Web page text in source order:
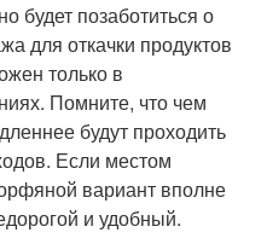
будет позаботиться о
для откачки продуктов
только в
Помните, что чем
будут проходить
Если местом
вариант вполне
и удобный.